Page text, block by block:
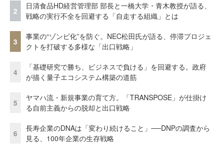
2
日清食品HD経営管理部 部長と一橋大学・青木教授が語る、
戦略の実行不全を回避する「自走する組織」とは
3
事業の“ゾンビ化”を防ぐ。NEC松田氏が語る、停滞プロジェ
クトを打破する多様な「出口戦略」
4
「基礎研究で勝ち、ビジネスで負ける」を回避する。政府
が描く量子エコシステム構築の道筋
5
ヤマハ流・新規事業の育て方。「TRANSPOSE」が仕掛け
る自前主義からの脱却と出口戦略
6
長寿企業のDNAは「変わり続けること」──DNPの調査から
見る、100年企業の生存戦略